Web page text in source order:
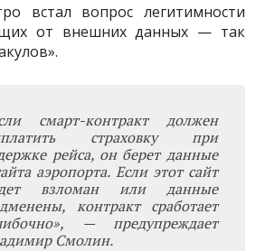
встал вопрос легитимности
от внешних данных — так
смарт-контракт должен
страховку при
рейса, он берет данные
аэропорта. Если этот сайт
взломан или данные
контракт сработает
— предупреждает
Смолин.